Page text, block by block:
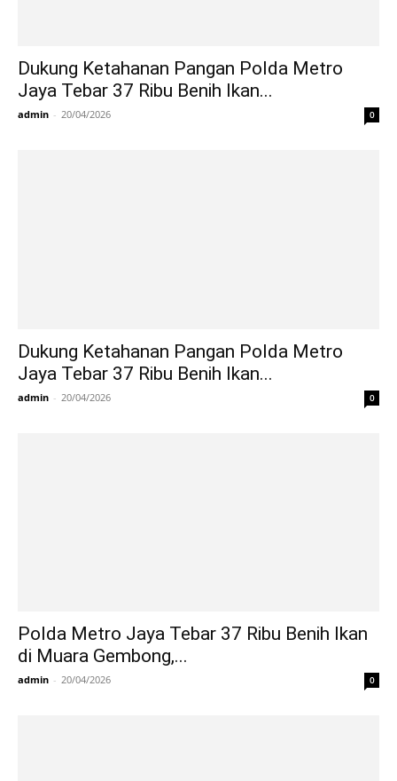
Dukung Ketahanan Pangan Polda Metro
Jaya Tebar 37 Ribu Benih Ikan...
admin - 20/04/2026 0
Dukung Ketahanan Pangan Polda Metro
Jaya Tebar 37 Ribu Benih Ikan...
admin - 20/04/2026 0
Polda Metro Jaya Tebar 37 Ribu Benih Ikan
di Muara Gembong,...
admin - 20/04/2026 0